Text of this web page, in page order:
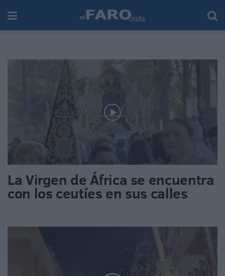
La Virgen de África se encuentra
con los ceutíes en sus calles